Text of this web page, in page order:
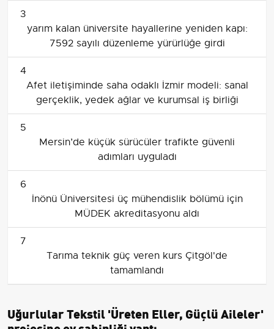
3
yarım kalan üniversite hayallerine yeniden kapı:
7592 sayılı düzenleme yürürlüğe girdi
4
Afet iletişiminde saha odaklı İzmir modeli: sanal
gerçeklik, yedek ağlar ve kurumsal iş birliği
5
Mersin’de küçük sürücüler trafikte güvenli
adımları uyguladı
6
İnönü Üniversitesi üç mühendislik bölümü için
MÜDEK akreditasyonu aldı
7
Tarıma teknik güç veren kurs Çitgöl'de
tamamlandı
Uğurlular Tekstil 'Üreten Eller, Güçlü Aileler'